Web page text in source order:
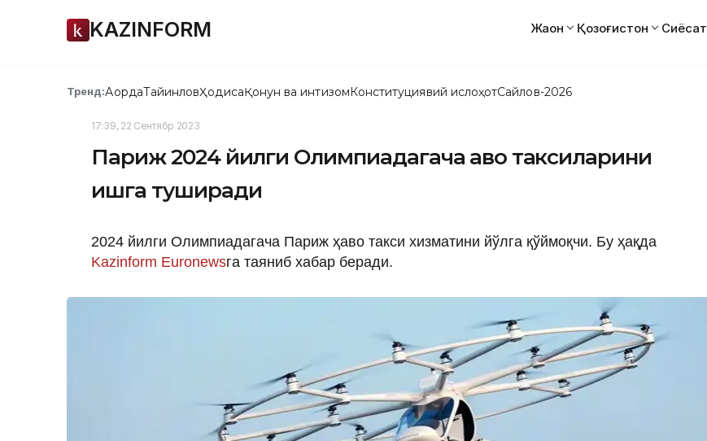
KAZINFORM Жаҳон Қозоғистон Сиёсат
Тренд:АқордаТайинловҲодисаҚонун ва интизомКонституциявий ислоҳотСайлов-2026
17:39, 22 Сентябр 2023
Париж 2024 йилги Олимпиадагача ҳаво таксиларини
ишга туширади
2024 йилги Олимпиадагача Париж ҳаво такси хизматини йўлга қўймоқчи. Бу ҳақда
Kazinform Euronewsга таяниб хабар беради.